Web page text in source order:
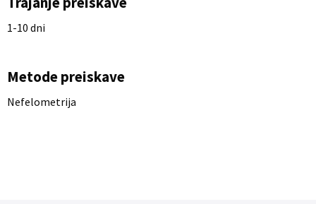
1-10 dni
Metode preiskave
Nefelometrija